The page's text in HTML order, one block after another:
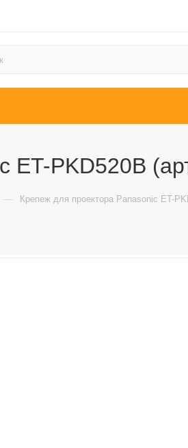
ET-PKD520B
— Крепеж для проектора Panasonic ET-